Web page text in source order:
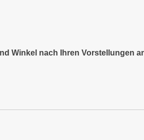
Winkel nach Ihren Vorstellungen